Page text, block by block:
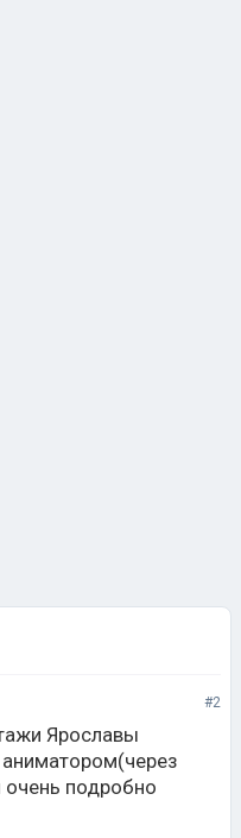
#2
Ярославы
подробно